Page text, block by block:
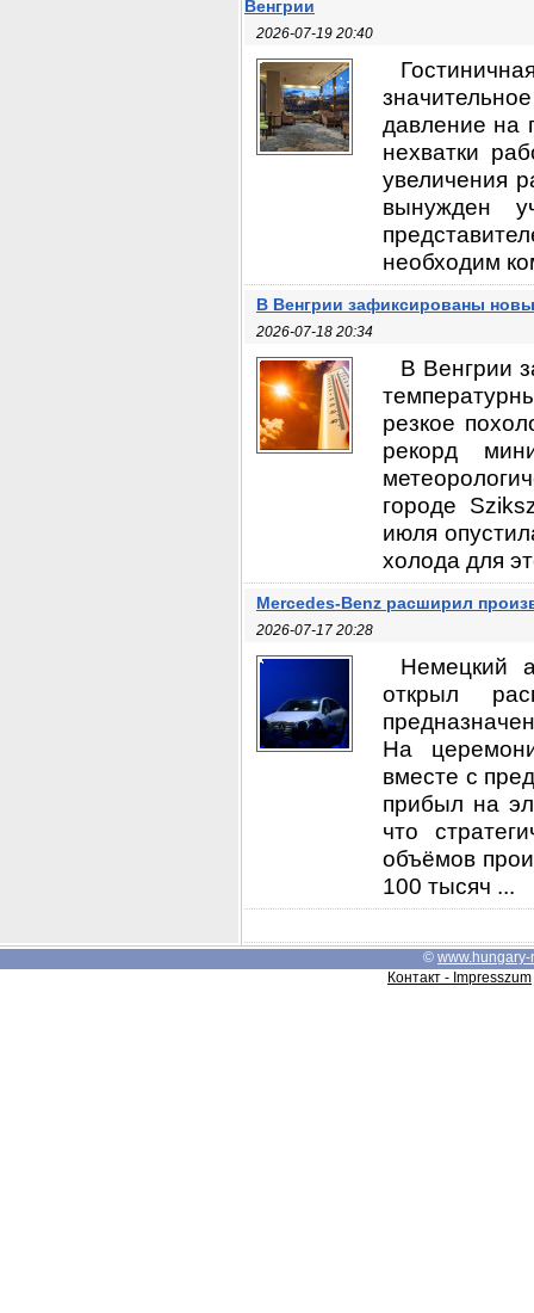
Венгрии
2026-07-19 20:40
давление на
нехватки
увеличения
вынужден
необходим
В Венгрии зафиксированы
2026-07-18 20:34
В Венгрии
резкое
рекорд
городе
июля
холода для
Mercedes-Benz расширил
2026-07-17 20:28
Немецкий
открыл
На
вместе с
прибыл на
что
объёмов
100 тысяч ...
© www.hungary-
Контакт - Impresszum